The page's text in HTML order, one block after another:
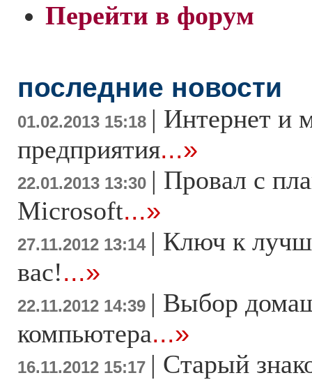
Перейти в форум
последние новости
01.02.2013 15:18 | Интернет и
предприятия...»
22.01.2013 13:30 | Провал с
Microsoft...»
27.11.2012 13:14 | Ключ к
вас!...»
22.11.2012 14:39 | Выбор
компьютера...»
16.11.2012 15:17 | Старый